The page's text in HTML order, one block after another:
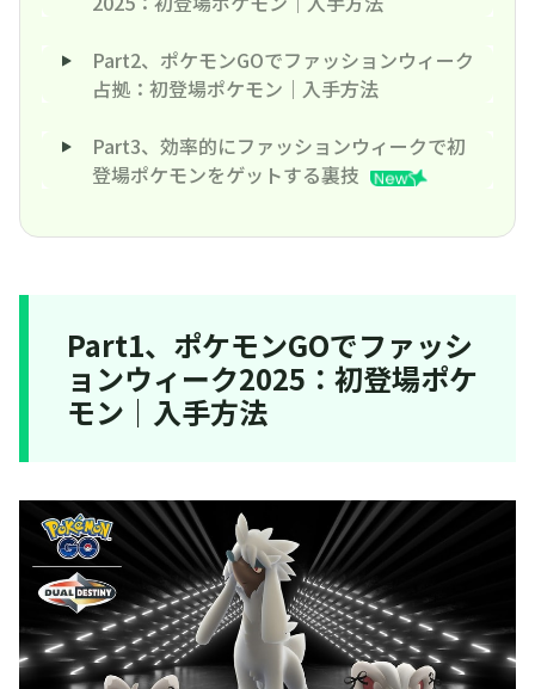
Part2、ポケモンGOでファッションウィーク
占拠：初登場ポケモン｜入手方法
Part3、効率的にファッションウィークで初
登場ポケモンをゲットする裏技
Part1、ポケモンGOでファッシ
ョンウィーク2025：初登場ポケ
モン｜入手方法